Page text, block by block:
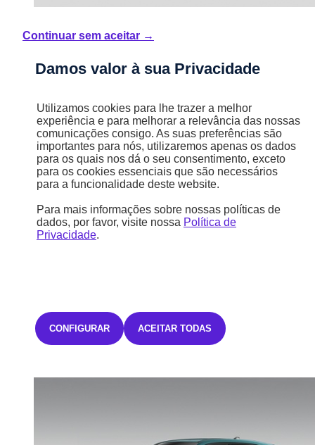
Novo Tonale Ibrida Plug-In
Tonale Sprint Business Híbrido Plug-in
Gasolina / Plug-in Híbrido
Automática
6,9 l/100km
12,5 kWh/100km
60 km
D (157 g/km)
IVA incluído
Continuar sem aceitar →
Damos valor à sua Privacidade
Utilizamos cookies para lhe trazer a melhor
experiência e para melhorar a relevância das nossas
comunicações consigo. As suas preferências são
importantes para nós, utilizaremos apenas os dados
para os quais nos dá o seu consentimento, exceto
para os cookies essenciais que são necessários
para a funcionalidade deste website.
Para mais informações sobre nossas políticas de
dados, por favor, visite nossa Política de
Privacidade.
CONFIGURAR ACEITAR TODAS